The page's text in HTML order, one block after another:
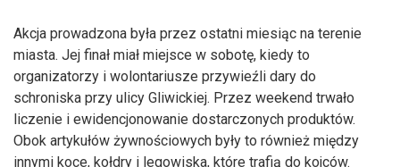
Akcja prowadzona była przez ostatni miesiąc na terenie
miasta. Jej finał miał miejsce w sobotę, kiedy to
organizatorzy i wolontariusze przywieźli dary do
schroniska przy ulicy Gliwickiej. Przez weekend trwało
liczenie i ewidencjonowanie dostarczonych produktów.
Obok artykułów żywnościowych były to również między
innymi koce, kołdry i legowiska, które trafią do kojców.